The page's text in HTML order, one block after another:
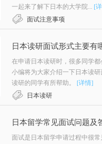
一起来了解下日本的大学院... [
面试注意事项
日本读研面试形式主要有
在申请日本读研时，很多同学
小编将为大家介绍一下日本读
读研的同学有所帮助。 [详情]
日本读研
日本留学常见面试问题及
面试是日本留学申请过程中很